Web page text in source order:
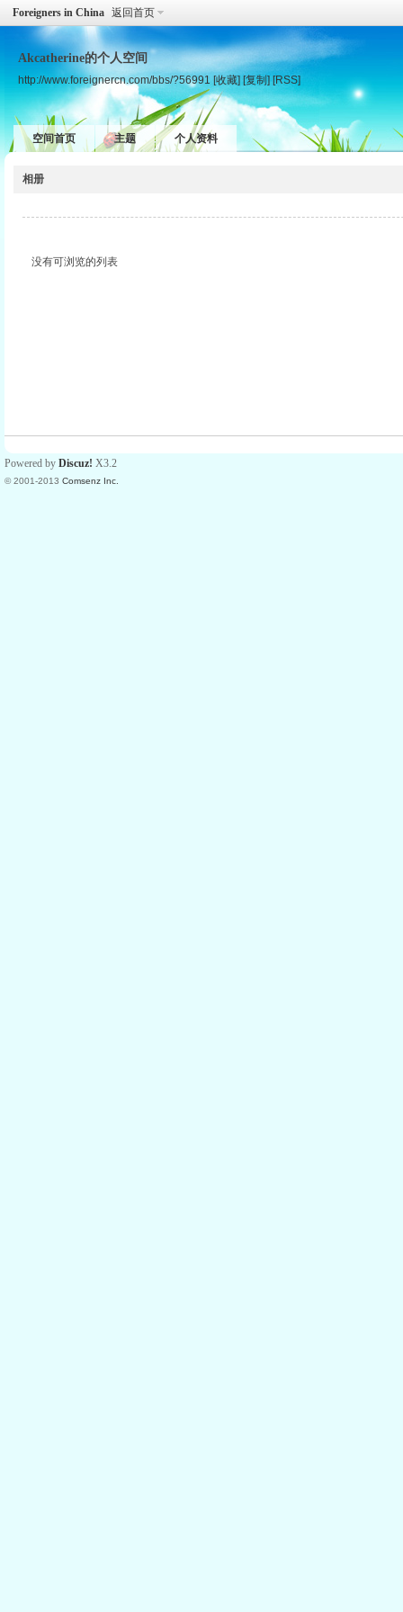
Foreigners in China 返回首页
Akcatherine的个人空间
http://www.foreignercn.com/bbs/?56991 [收藏] [复制] [RSS]
空间首页 主题 个人资料
相册
没有可浏览的列表
Powered by Discuz! X3.2
© 2001-2013 Comsenz Inc.